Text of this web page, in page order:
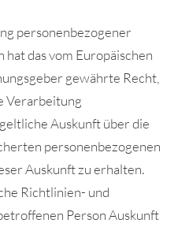
personenbezogener
das vom Europäischen
gewährte Recht,
Verarbeitung
Auskunft über die
personenbezogenen
Auskunft zu erhalten.
Richtlinien- und
Person Auskunft